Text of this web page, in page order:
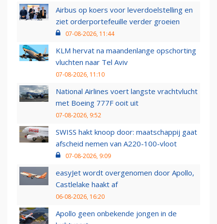
Airbus op koers voor leverdoelstelling en
ziet orderportefeuille verder groeien
07-08-2026, 11:44
KLM hervat na maandenlange opschorting
vluchten naar Tel Aviv
07-08-2026, 11:10
National Airlines voert langste vrachtvlucht
met Boeing 777F ooit uit
07-08-2026, 9:52
SWISS hakt knoop door: maatschappij gaat
afscheid nemen van A220-100-vloot
07-08-2026, 9:09
easyJet wordt overgenomen door Apollo,
Castlelake haakt af
06-08-2026, 16:20
Apollo geen onbekende jongen in de